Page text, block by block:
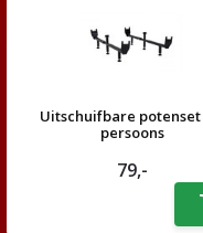
Uitschuifbare
persoons
79,-